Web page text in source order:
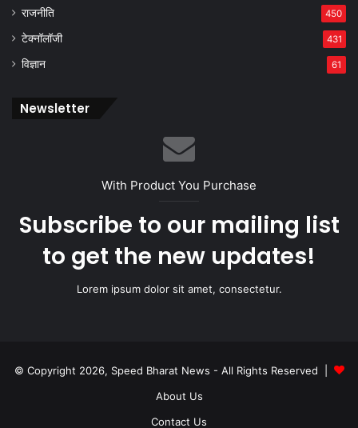
राजनीति 450
टेक्नॉलॉजी 431
विज्ञान 61
Newsletter
With Product You Purchase
Subscribe to our mailing list
to get the new updates!
Lorem ipsum dolor sit amet, consectetur.
© Copyright 2026, Speed Bharat News - All Rights Reserved |
About Us
Contact Us